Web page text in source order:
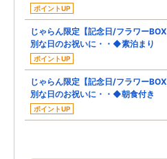
ポイントUP
じゃらん限定【記念日/フラワー
別な日のお祝いに・・◆素泊まり
ポイントUP
じゃらん限定【記念日/フラワー
別な日のお祝いに・・◆朝食付き
ポイントUP